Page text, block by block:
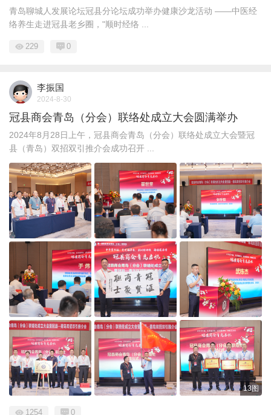
青岛聊城人发展论坛冠县分论坛成功举办健康沙龙活动 ——中医经
络养生走进冠县老乡圈，"顺时经络 ...
229 0
李振国
2024-8-30
冠县商会青岛（分会）联络处成立大会圆满举办
2024年8月28日上午，冠县商会青岛（分会）联络处成立大会暨冠
县（青岛）双招双引推介会成功召开 ...
13图
1254 0